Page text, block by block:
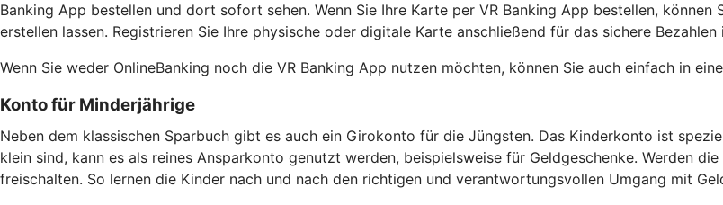
Banking App bestellen und dort sofort sehen. Wenn Sie Ihre Karte per VR Banking App bestellen,
erstellen lassen. Registrieren Sie Ihre physische oder digitale Karte anschließend für das sichere Bezahlen
Wenn Sie weder OnlineBanking noch die VR Banking App nutzen möchten, können Sie auch einfach in
Konto für Minderjährige
Neben dem klassischen Sparbuch gibt es auch ein Girokonto für die Jüngsten. Das Kinderkonto ist
klein sind, kann es als reines Ansparkonto genutzt werden, beispielsweise für Geldgeschenke. Werden
freischalten. So lernen die Kinder nach und nach den richtigen und verantwortungsvollen Umgang mit